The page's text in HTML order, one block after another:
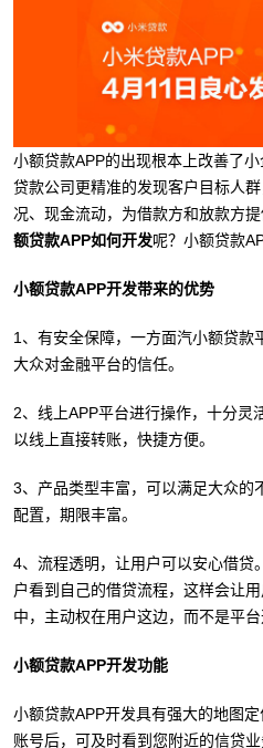
小额贷款APP的出现根本上改善了
贷款公司更精准的发现客户目标人
况、现金流动，为借款方和放款方
额贷款APP如何开发呢？小额贷款
小额贷款APP开发带来的优势
1、有安全保障，一方面汽小额贷款
大众对金融平台的信任。
2、线上APP平台进行操作，十分灵
以线上直接转账，快捷方便。
3、产品类型丰富，可以满足大众的
配置，期限丰富。
4、流程透明，让用户可以安心借贷
户看到自己的借贷流程，这样会让
中，主动权在用户这边，而不是平
小额贷款APP开发功能
小额贷款APP开发具有强大的地图
账号后，可及时看到您附近的信贷